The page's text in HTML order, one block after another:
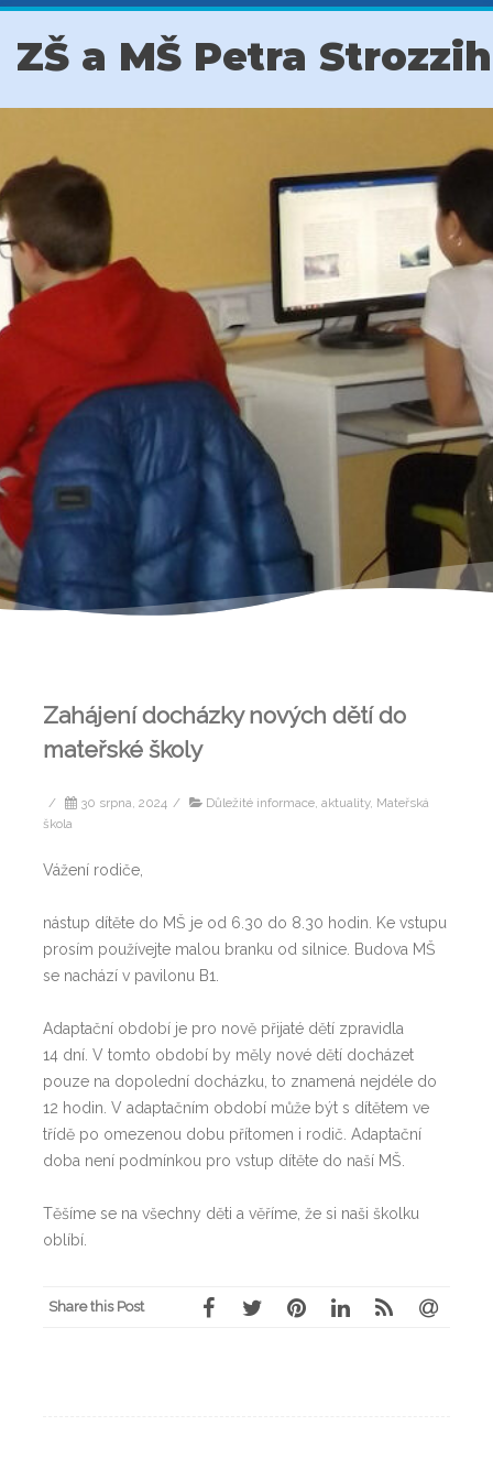
ZŠ a MŠ Petra
Zahájení docházky nových dětí do
mateřské školy
/ 30 srpna, 2024 / Důležité informace, aktuality, Mateřská
škola
Vážení rodiče,
nástup dítěte do MŠ je od 6.30 do 8.30 hodin. Ke vstupu
prosím používejte malou branku od silnice. Budova MŠ
se nachází v pavilonu B1.
Adaptační období je pro nově přijaté dětí zpravidla
14 dní. V tomto období by měly nové dětí docházet
pouze na dopolední docházku, to znamená nejdéle do
12 hodin. V adaptačním období může být s dítětem ve
třídě po omezenou dobu přítomen i rodič. Adaptační
doba není podmínkou pro vstup dítěte do naší MŠ.
Těšíme se na všechny děti a věříme, že si naši školku
oblíbí.
Share this Post